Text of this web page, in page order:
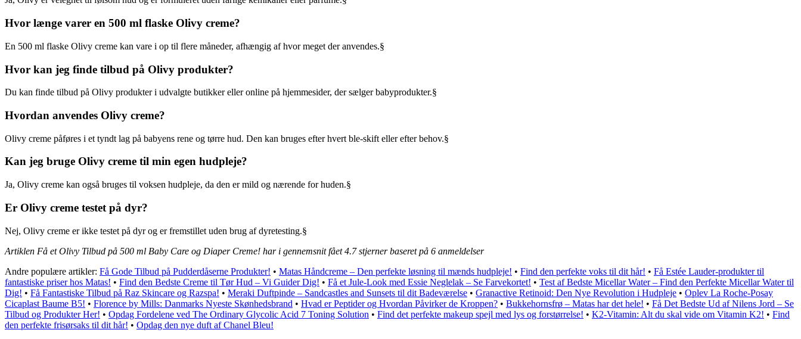
Hvor længe varer en 500 ml flaske Olivy creme?
En 500 ml flaske Olivy creme kan vare i op til flere måneder, afhængig af hvor meget der anvendes.§
Hvor kan jeg finde tilbud på Olivy produkter?
Du kan finde tilbud på Olivy produkter i udvalgte butikker eller online på hjemmesider, der sælger babyprodukter.§
Hvordan anvendes Olivy creme?
Olivy creme påføres i et tyndt lag på babyens rene og tørre hud. Den kan bruges efter hvert ble-skift eller efter behov.§
Kan jeg bruge Olivy creme til min egen hudpleje?
Ja, Olivy creme kan også bruges til voksen hudpleje, da den er mild og nærende for huden.§
Er Olivy creme testet på dyr?
Nej, Olivy creme er ikke testet på dyr og er fremstillet uden brug af dyretesting.§
Artiklen Få et Olivy Tilbud på 500 ml Baby Care og Diaper Creme! har i gennemsnit fået4.7stjerner baseret på 6 anmeldelser
Andre populære artikler: Få Gode Tilbud på Pudderdåserne Produkter! • Matas Håndcreme – Den perfekte løsning til mænds hudpleje! • Find den perfekte voks til dit hår! • Få Estée Lauder-produkter til
fantastiske priser hos Matas! • Find den Bedste Creme til Tør Hud – Vi Guider Dig! • Få et Jule-Look med Essie Neglelak – Se Farvekortet! • Test af Bedste Micellar Water – Find den Perfekte Micellar Water til
Dig! • Få Fantastiske Tilbud på Raz Skincare og Razspa! • Meraki Duftpinde – Sandcastles and Sunsets til dit Badeværelse • Granactive Retinoid: Den Nye Revolution i Hudpleje • Oplev La Roche-Posay
Cicaplast Baume B5! • Florence by Mills: Danmarks Nyeste Skønhedsbrand • Hvad er Peptider og Hvordan Påvirker de Kroppen? • Bukkehornsfrø – Matas har det hele! • Få Det Bedste Ud af Nilens Jord – Se
Tilbud og Produkter Her! • Opdag Fordelene ved The Ordinary Glycolic Acid 7 Toning Solution • Find det perfekte makeup spejl med lys og forstørrelse! • K2-Vitamin: Alt du skal vide om Vitamin K2! • Find
den perfekte frisørsaks til dit hår! • Opdag den nye duft af Chanel Bleu!